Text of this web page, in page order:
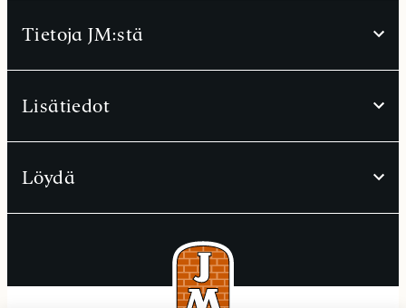
Tietoja JM:stä
Lisätiedot
Löydä